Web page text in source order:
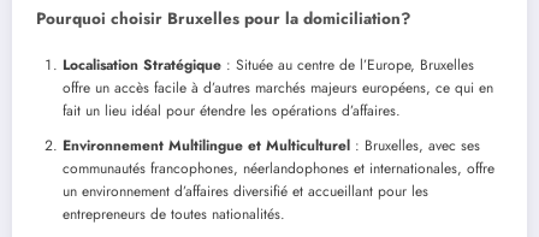
Pourquoi choisir Bruxelles pour la domiciliation?
Localisation Stratégique : Située au centre de l’Europe, Bruxelles
offre un accès facile à d’autres marchés majeurs européens, ce qui en
fait un lieu idéal pour étendre les opérations d’affaires.
Environnement Multilingue et Multiculturel : Bruxelles, avec ses
communautés francophones, néerlandophones et internationales, offre
un environnement d’affaires diversifié et accueillant pour les
entrepreneurs de toutes nationalités.